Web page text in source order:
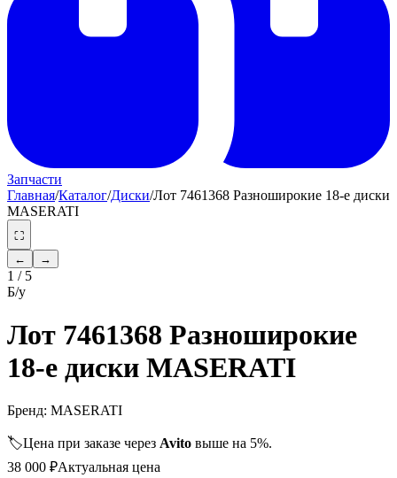
Запчасти
Главная/Каталог/Диски/Лот 7461368 Разноширокие 18-е диски
MASERATI
⛶
←
→
1 / 5
Б/у
Лот 7461368 Разноширокие
18-е диски MASERATI
Бренд: MASERATI
🏷️Цена при заказе через Avito выше на 5%.
38 000 ₽Актуальная цена